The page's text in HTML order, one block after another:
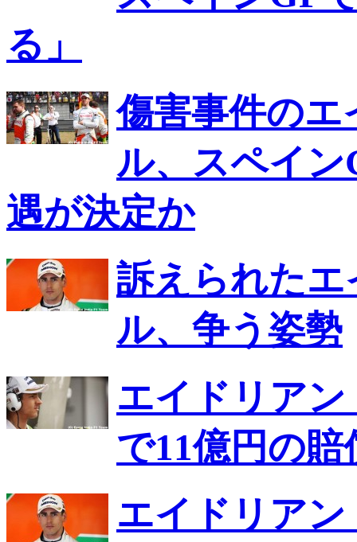
る」
傷害事件の
ル、スペイ
遇が決定か
訴えられた
ル、争う姿勢
エイドリア
で11億円の
エイドリア